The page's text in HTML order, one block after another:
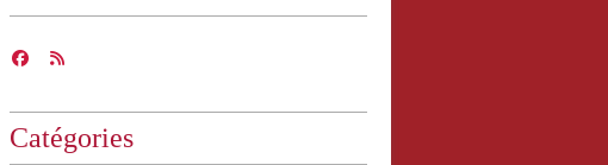
Catégories